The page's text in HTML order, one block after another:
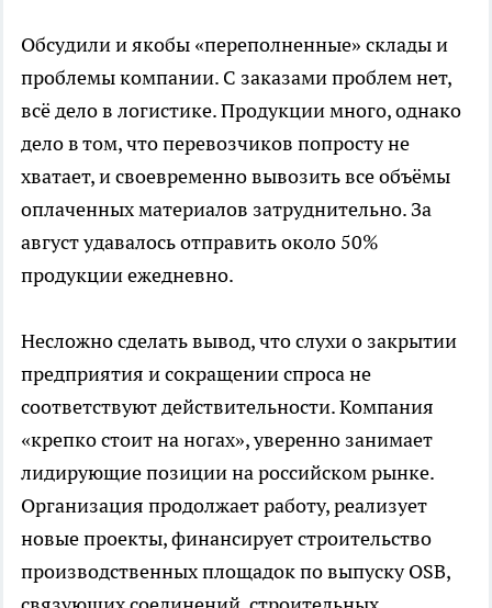
Обсудили и якобы «переполненные» склады и
проблемы компании. С заказами проблем нет,
всё дело в логистике. Продукции много, однако
дело в том, что перевозчиков попросту не
хватает, и своевременно вывозить все объёмы
оплаченных материалов затруднительно. За
август удавалось отправить около 50%
продукции ежедневно.
Несложно сделать вывод, что слухи о закрытии
предприятия и сокращении спроса не
соответствуют действительности. Компания
«крепко стоит на ногах», уверенно занимает
лидирующие позиции на российском рынке.
Организация продолжает работу, реализует
новые проекты, финансирует строительство
производственных площадок по выпуску OSB,